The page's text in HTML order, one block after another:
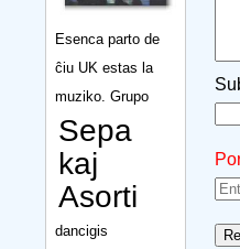
Esenca parto de
ĉiu UK estas la
muziko. Grupo
Sepa
kaj
Asorti
dancigis